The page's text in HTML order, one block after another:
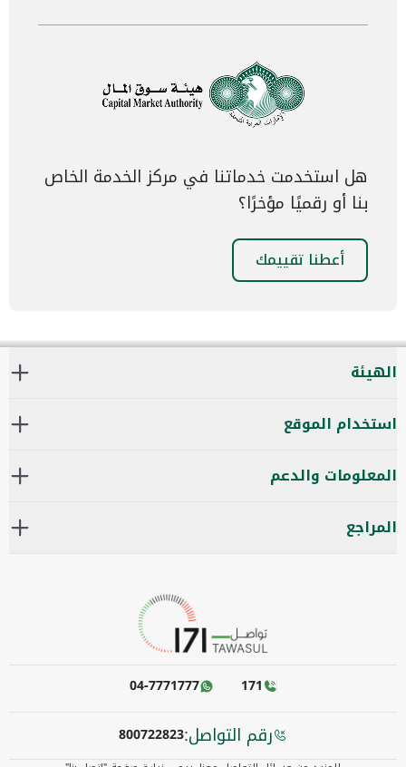
هل استخدمت خدماتنا في مركز الخدمة الخاص
بنا أو رقميًا مؤخرًا؟
أعطنا تقييمك
الهيئة
استخدام الموقع
المعلومات والدعم
المراجع
171
04-7771777
رقم التواصل:800722823